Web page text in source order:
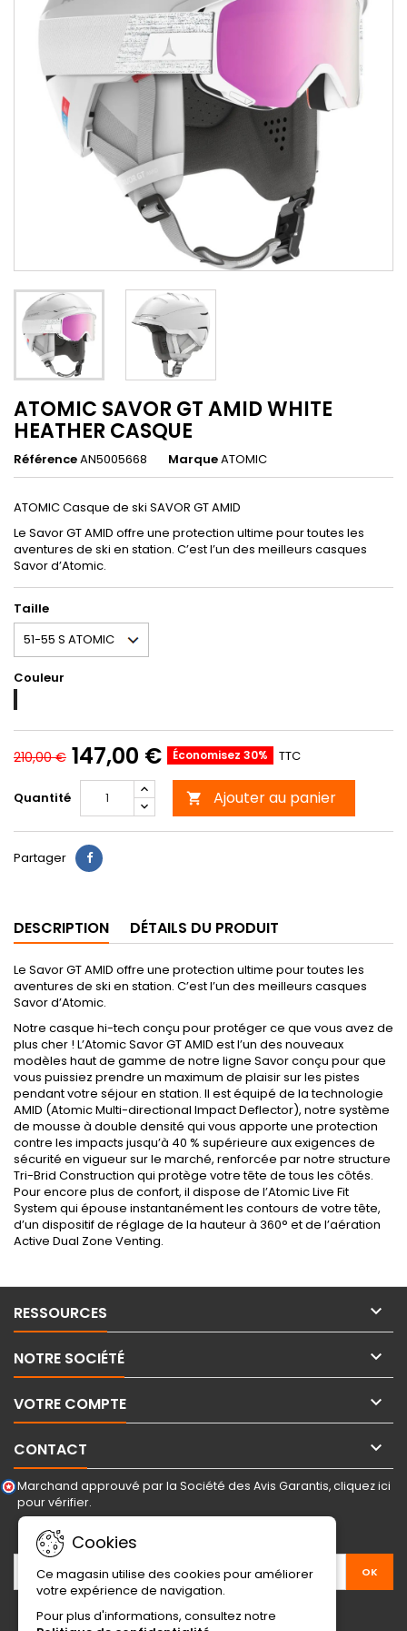
ATOMIC SAVOR GT AMID WHITE
HEATHER CASQUE
RéférenceAN5005668 MarqueATOMIC
ATOMIC Casque de ski SAVOR GT AMID
Le Savor GT AMID offre une protection ultime pour toutes les
aventures de ski en station. C’est l’un des meilleurs casques
Savor d’Atomic.
Taille
Couleur
HEATHER
210,00 € 147,00 € Économisez 30% TTC
Quantité  Ajouter au panier
Partager
DESCRIPTION DÉTAILS DU PRODUIT
Le Savor GT AMID offre une protection ultime pour toutes les
aventures de ski en station. C’est l’un des meilleurs casques
Savor d’Atomic.
Notre casque hi-tech conçu pour protéger ce que vous avez de
plus cher ! L’Atomic Savor GT AMID est l’un des nouveaux
modèles haut de gamme de notre ligne Savor conçu pour que
vous puissiez prendre un maximum de plaisir sur les pistes
pendant votre séjour en station. Il est équipé de la technologie
AMID (Atomic Multi-directional Impact Deflector), notre système
de mousse à double densité qui vous apporte une protection
contre les impacts jusqu’à 40 % supérieure aux exigences de
sécurité en vigueur sur le marché, renforcée par notre structure
Tri-Brid Construction qui protège votre tête de tous les côtés.
Pour encore plus de confort, il dispose de l’Atomic Live Fit
System qui épouse instantanément les contours de votre tête,
d’un dispositif de réglage de la hauteur à 360° et de l’aération
Active Dual Zone Venting.
RESSOURCES 
NOTRE SOCIÉTÉ 
VOTRE COMPTE 
CONTACT 
Cookies
Ce magasin utilise des cookies pour améliorer
votre expérience de navigation.
Pour plus d'informations, consultez notre
Marchand approuvé par la Société des Avis Garantis,cliquez ici
pour vérifier.
LETTRE D'INFORMATIONS